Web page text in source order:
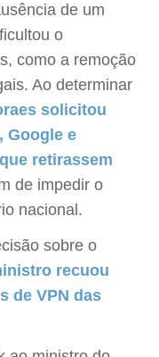
de um
o
como a remoção
Ao determinar
solicitou
Google e
retirassem
de impedir o
nacional.
sobre o
recuou
de VPN das